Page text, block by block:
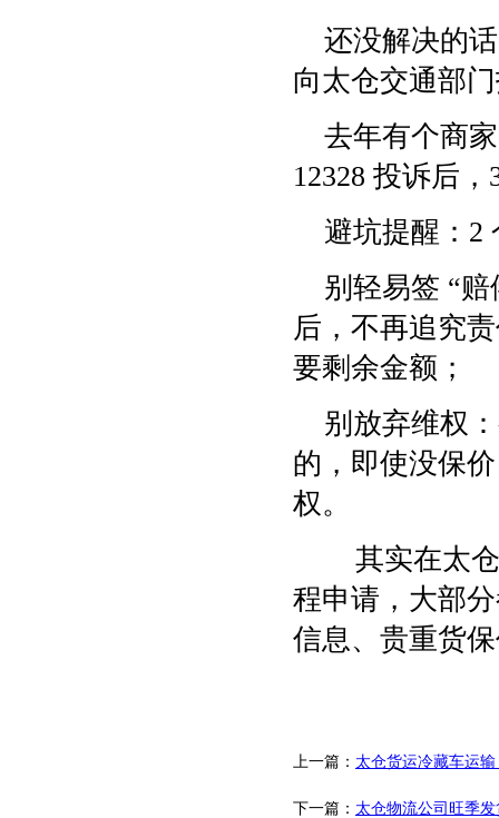
还没解决的
向太仓交通部
去年有个商
12328 投诉后
避坑提醒：2
别轻易签 “
后，不再追究
要剩余金额；
别放弃维权
的，即使没保
权。
其实在太仓
程申请，大部
信息、贵重货
上一篇： 太仓货运冷藏车运
下一篇： 太仓物流公司旺季